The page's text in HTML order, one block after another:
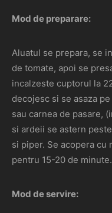
Mod de preparare:
Aluatul se prepara, se
de tomate, apoi se
incalzeste cuptorul la
decojesc si se asaza
sau carnea de pasare,
si ardeii se astern
si piper. Se acopera cu
pentru 15-20 de minute.
Mod de servire: